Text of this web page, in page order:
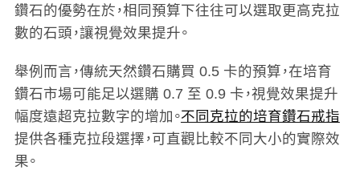
鑽石的優勢在於，相同預算下往往可以選取更高克拉
數的石頭，讓視覺效果提升。
舉例而言，傳統天然鑽石購買 0.5 卡的預算，在培育
鑽石市場可能足以選購 0.7 至 0.9 卡，視覺效果提升
幅度遠超克拉數字的增加。不同克拉的培育鑽石戒指
提供各種克拉段選擇，可直觀比較不同大小的實際效
果。